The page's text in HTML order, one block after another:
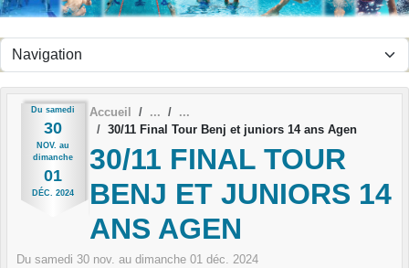
Du samedi
30
NOV. au
dimanche
01
DÉC. 2024
Accueil
30/11 Final Tour Benj et juniors 14 ans Agen
30/11 FINAL TOUR
BENJ ET JUNIORS 14
ANS AGEN
Du samedi 30 nov. au dimanche 01 déc. 2024